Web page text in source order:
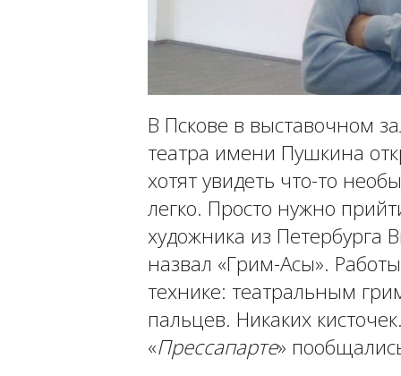
В Пскове в выставочном
театра имени Пушкина
хотят увидеть что-то
легко. Просто нужно
художника из Петербурга
назвал «Грим-Асы».
технике: театральным
пальцев. Никаких
«Прессапарте»